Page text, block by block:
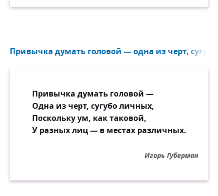
Привычка думать головой — одна из черт,
Привычка думать головой —
Одна из черт, сугубо личных,
Поскольку ум, как таковой,
У разных лиц — в местах различных.
Игорь Губерман